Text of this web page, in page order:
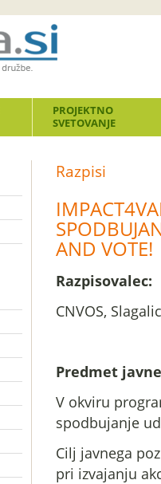
PROJEKTNO
SVETOVANJE
Razpisi
AND VOTE!
Razpisovalec:
CNVOS,
Predmet
V okviru
spodbujanje
Cilj javnega
pri izvajanju